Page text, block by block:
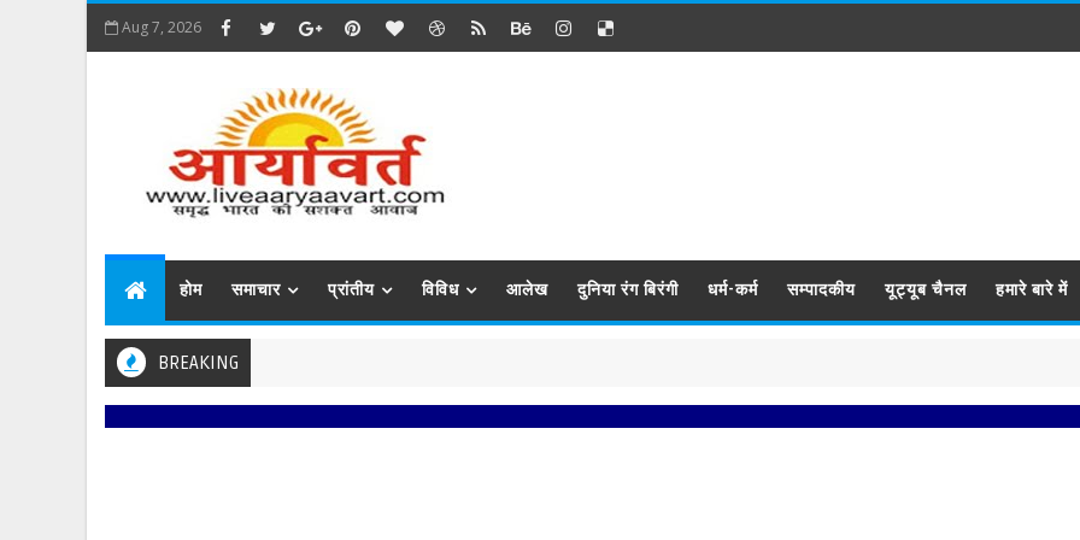
Aug 7, 2026
होम समाचार प्रांतीय विविध आलेख दुनिया रंग बिरंगी धर्म-कर्म सम्पादकीय यूट्यूब चैनल हमारे बारे में
BREAKING